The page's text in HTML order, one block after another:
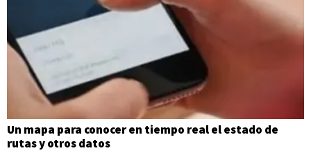
Un mapa para conocer en tiempo real el estado de
rutas y otros datos